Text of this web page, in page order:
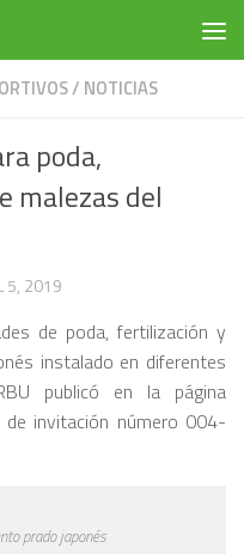
/ NOTICIAS
poda,
malezas del
5, 2019
de poda, fertilización y
instalado en diferentes
publicó en la página
de invitación número 004-
prado japonés